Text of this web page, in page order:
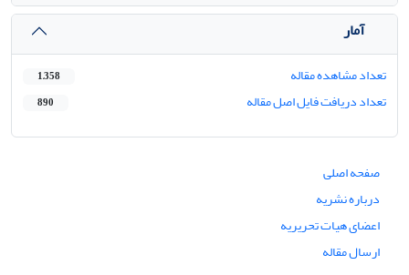
آمار
تعداد مشاهده مقاله 1,358
تعداد دریافت فایل اصل مقاله 890
صفحه اصلی
درباره نشریه
اعضای هیات تحریریه
ارسال مقاله